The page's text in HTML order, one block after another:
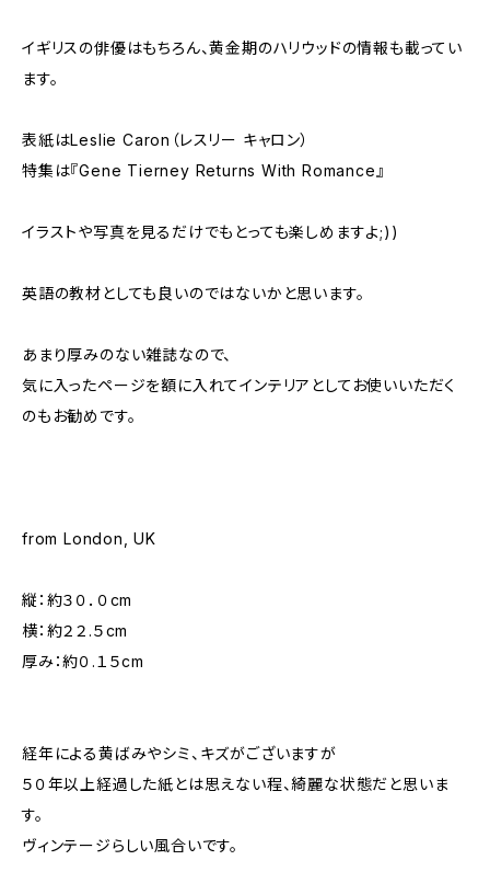
イギリスの俳優はもちろん、黄金期のハリウッドの情報も載ってい
ます。
表紙はLeslie Caron（レスリー キャロン）
特集は『Gene Tierney Returns With Romance』
イラストや写真を見るだけでもとっても楽しめますよ;))
英語の教材としても良いのではないかと思います。
あまり厚みのない雑誌なので、
気に入ったページを額に入れてインテリアとしてお使いいただく
のもお勧めです。
from London, UK
縦：約３０．０cm
横：約２２.５cm
厚み：約０.１５cm
経年による黄ばみやシミ、キズがございますが
５０年以上経過した紙とは思えない程、綺麗な状態だと思いま
す。
ヴィンテージらしい風合いです。